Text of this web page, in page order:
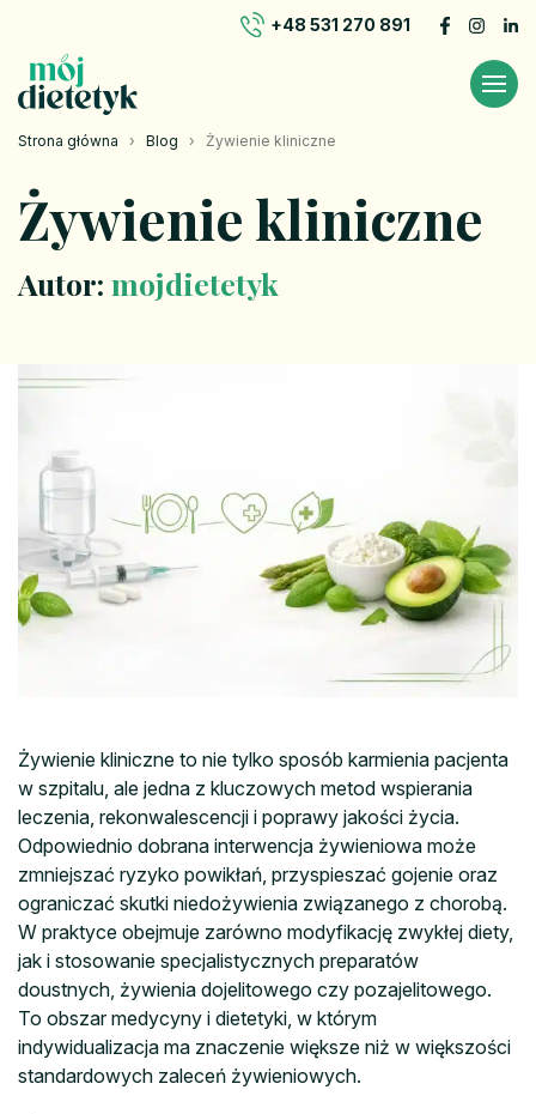
+48 531 270 891
Strona główna › Blog › Żywienie kliniczne
Żywienie kliniczne
Autor: mojdietetyk
Żywienie kliniczne to nie tylko sposób karmienia pacjenta
w szpitalu, ale jedna z kluczowych metod wspierania
leczenia, rekonwalescencji i poprawy jakości życia.
Odpowiednio dobrana interwencja żywieniowa może
zmniejszać ryzyko powikłań, przyspieszać gojenie oraz
ograniczać skutki niedożywienia związanego z chorobą.
W praktyce obejmuje zarówno modyfikację zwykłej diety,
jak i stosowanie specjalistycznych preparatów
doustnych, żywienia dojelitowego czy pozajelitowego.
To obszar medycyny i dietetyki, w którym
indywidualizacja ma znaczenie większe niż w większości
standardowych zaleceń żywieniowych.